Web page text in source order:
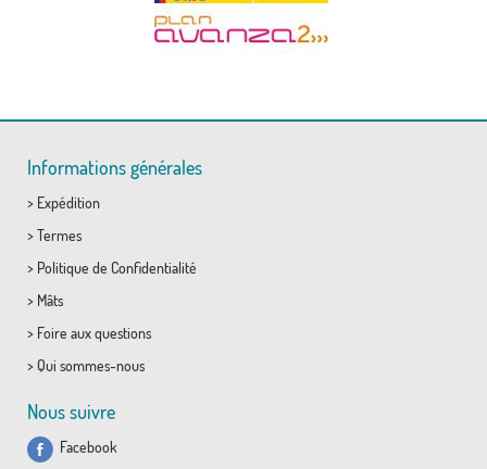
Informations générales
> Expédition
> Termes
> Politique de Confidentialité
> Mâts
> Foire aux questions
> Qui sommes-nous
Nous suivre
Facebook